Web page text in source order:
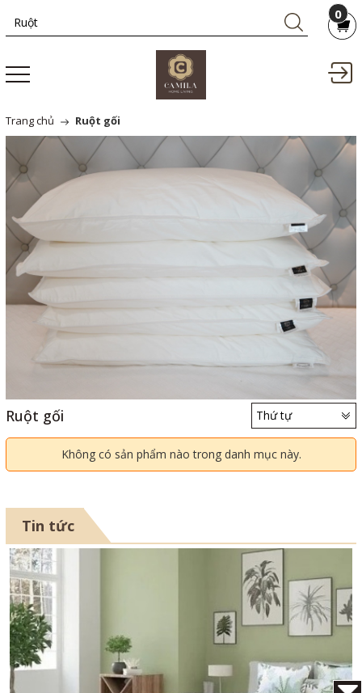
0
Trang chủ Ruột gối
Ruột gối Thứ tự
Không có sản phẩm nào trong danh mục này.
Tin tức